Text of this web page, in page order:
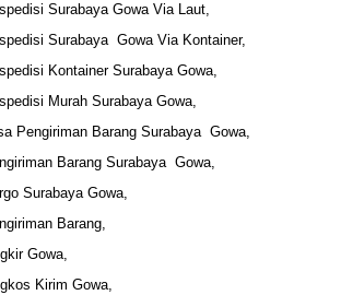
Surabaya Gowa Via Laut,
Surabaya Gowa Via Kontainer,
Kontainer Surabaya Gowa,
Murah Surabaya Gowa,
Pengiriman Barang Surabaya Gowa,
Barang Surabaya Gowa,
Surabaya Gowa,
Barang,
Gowa,
Kirim Gowa,